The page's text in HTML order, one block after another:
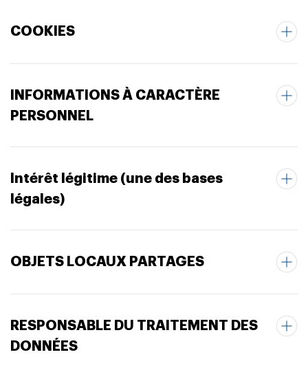
COOKIES
INFORMATIONS À CARACTÈRE
PERSONNEL
Intérêt légitime (une des bases
légales)
OBJETS LOCAUX PARTAGES
RESPONSABLE DU TRAITEMENT DES
DONNÉES